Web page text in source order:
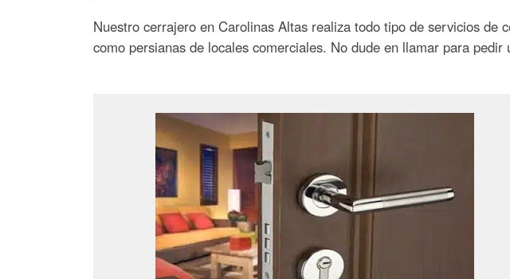
Nuestro cerrajero en Carolinas Altas realiza todo tipo de servicios
como persianas de locales comerciales. No dude en llamar para